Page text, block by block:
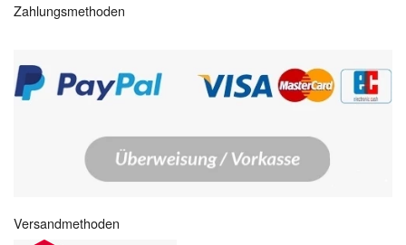
Zahlungsmethoden
Versandmethoden